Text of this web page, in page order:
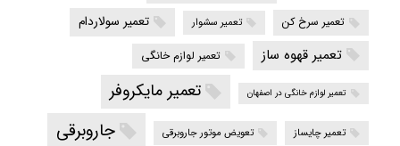
تعمیر سرخ کن تعمیر سشوار تعمیر سولاردام
تعمیر قهوه ساز تعمیر لوازم خانگی
تعمیر لوازم خانگی در اصفهان تعمیر مایکروفر
تعمیر چایساز تعویض موتور جاروبرقی جاروبرقی